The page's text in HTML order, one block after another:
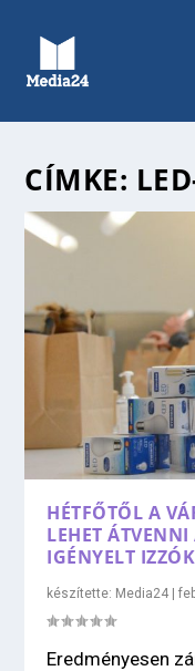
CÍMKE:
HÉTFŐTŐL A
LEHET
IGÉNYELT
készítette: Media24 |
Eredményesen